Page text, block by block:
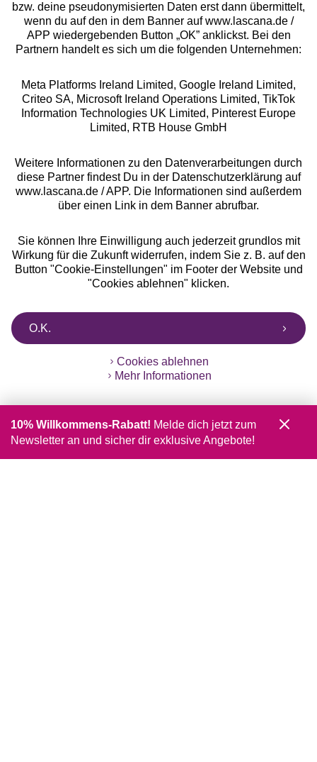
Rechtliches
Alle Preise inkl. MwSt., zzgl.
Versandkosten
** Bonität vorausgesetzt, berechtigt zur Bonitätsprüfung
bzw. deine pseudonymisierten Daten erst dann übermittelt,
wenn du auf den in dem Banner auf www.lascana.de /
APP wiedergebenden Button „OK” anklickst. Bei den
Partnern handelt es sich um die folgenden Unternehmen:
Meta Platforms Ireland Limited, Google Ireland Limited,
Criteo SA, Microsoft Ireland Operations Limited, TikTok
Information Technologies UK Limited, Pinterest Europe
Limited, RTB House GmbH
Weitere Informationen zu den Datenverarbeitungen durch
diese Partner findest Du in der Datenschutzerklärung auf
www.lascana.de / APP. Die Informationen sind außerdem
über einen Link in dem Banner abrufbar.
Sie können Ihre Einwilligung auch jederzeit grundlos mit
Wirkung für die Zukunft widerrufen, indem Sie z. B. auf den
Button "Cookie-Einstellungen" im Footer der Website und
"Cookies ablehnen" klicken.
O.K.
Cookies ablehnen
Mehr Informationen
10% Willkommens-Rabatt! Melde dich jetzt zum
Newsletter an und sicher dir exklusive Angebote!